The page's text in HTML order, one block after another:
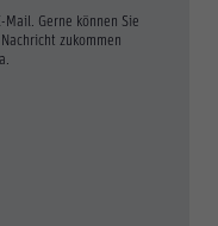
Gerne können Sie
zukommen